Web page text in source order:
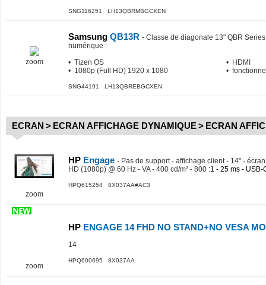
SNG116251 LH13QBRMBGCXEN
zoom
Samsung QB13R - Classe de diagonale 13" QBR
numérique :
• Tizen OS
• 1080p (Full HD) 1920 x 1080
• HDMI
•
SNG44191 LH13QBREBGCXEN
ECRAN > ECRAN AFFICHAGE DYNAMIQUE> ECRAN
zoom
HP Engage - Pas de support - affichage client - 14" -
HD (1080p) @ 60 Hz - VA - 400 cd/m² - 800 :1 - 25 ms -
HPQ615254 8X037AA#AC3
zoom
HP ENGAGE 14 FHD NO STAND+NO VESA
14
HPQ600695 8X037AA